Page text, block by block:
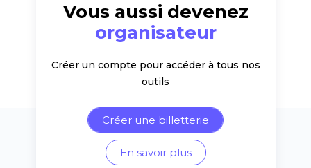
Vous aussi devenez
organisateur
Créer un compte pour accéder à tous nos
outils
Créer une billetterie
En savoir plus